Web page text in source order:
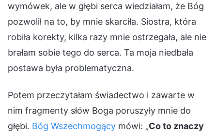
wymówek, ale w głębi serca wiedziałam, że Bóg
pozwolił na to, by mnie skarciła. Siostra, która
robiła korekty, kilka razy mnie ostrzegała, ale nie
brałam sobie tego do serca. Ta moja niedbała
postawa była problematyczna.
Potem przeczytałam świadectwo i zawarte w
nim fragmenty słów Boga poruszyły mnie do
głębi. Bóg Wszechmogący mówi: „Co to znaczy